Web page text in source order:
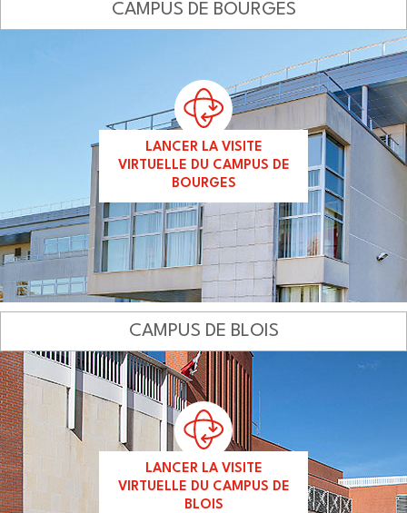
CAMPUS DE BOURGES
LANCER LA VISITE
VIRTUELLE DU CAMPUS DE
BOURGES
CAMPUS DE BLOIS
LANCER LA VISITE
VIRTUELLE DU CAMPUS DE
BLOIS